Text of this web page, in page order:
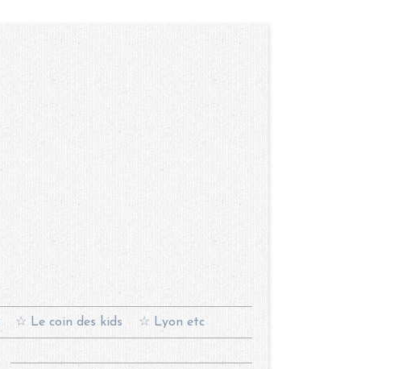
☆ Le coin des kids ☆ Lyon etc